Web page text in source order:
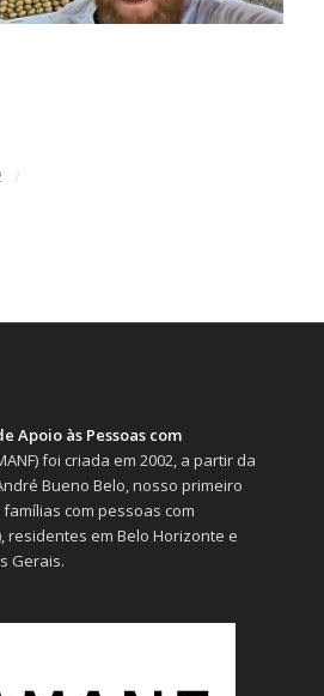
/
Apoio às Pessoas com
foi criada em 2002, a partir da
Bueno Belo, nosso primeiro
com pessoas com
residentes em Belo Horizonte e
Gerais.